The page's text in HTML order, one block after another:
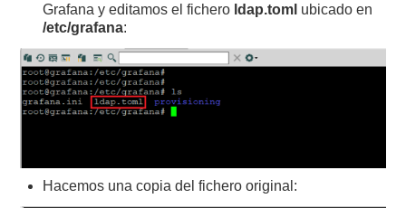
Grafana y editamos el fichero ldap.toml ubicado en
/etc/grafana:
Hacemos una copia del fichero original: